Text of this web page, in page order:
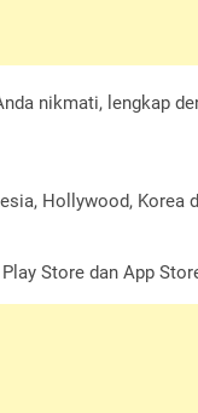
nikmati, lengkap
Hollywood,
Store dan App